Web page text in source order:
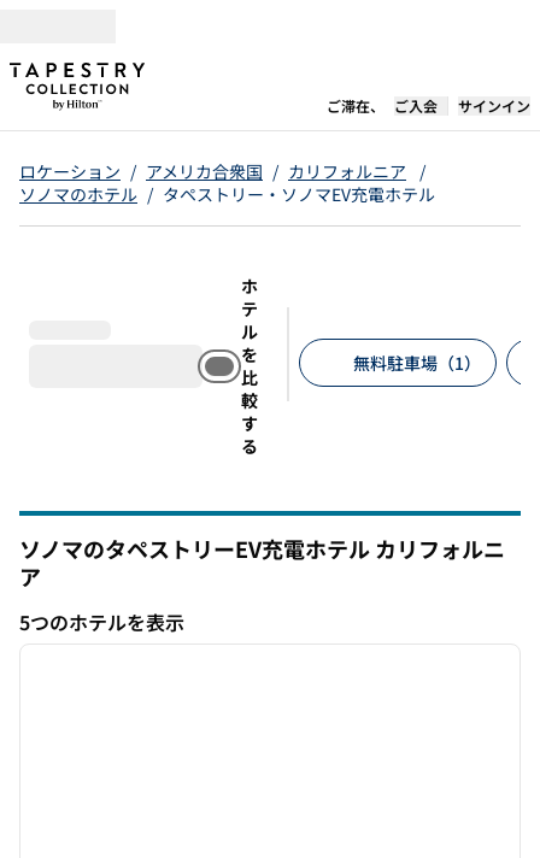
ご滞在、 新しいタブで開
ご入会 サインイン
ロケーション / アメリカ合衆国 / カリフォルニア
/
ソノマのホテル / タペストリー・ソノマEV充電ホテル
ホ
テ
ル
を
比
較
す
る
無料駐車場（1）
ソノマのタペストリーEV充電ホテル カリフォルニ
ア
5つのホテルを表示
5つのホテルを表示
1/11
次の